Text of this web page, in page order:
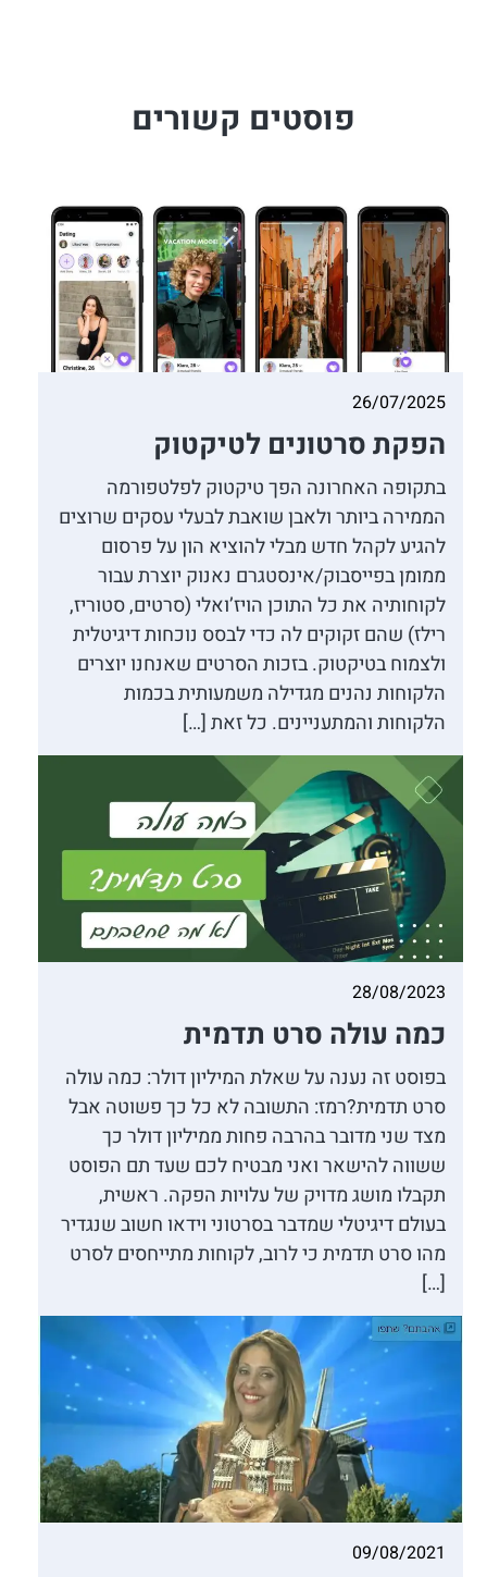
פוסטים קשורים
26/07/2025
הפקת סרטונים לטיקטוק
בתקופה האחרונה הפך טיקטוק לפלטפורמה
הממירה ביותר ולאבן שואבת לבעלי עסקים שרוצים
להגיע לקהל חדש מבלי להוציא הון על פרסום
ממומן בפייסבוק/אינסטגרם נאנוק יוצרת עבור
לקוחותיה את כל התוכן הויז’ואלי (סרטים, סטוריז,
רילז) שהם זקוקים לה כדי לבסס נוכחות דיגיטלית
ולצמוח בטיקטוק. בזכות הסרטים שאנחנו יוצרים
הלקוחות נהנים מגדילה משמעותית בכמות
הלקוחות והמתעניינים. כל זאת […]
28/08/2023
כמה עולה סרט תדמית
בפוסט זה נענה על שאלת המיליון דולר: כמה עולה
סרט תדמית?רמז: התשובה לא כל כך פשוטה אבל
מצד שני מדובר בהרבה פחות ממיליון דולר כך
ששווה להישאר ואני מבטיח לכם שעד תם הפוסט
תקבלו מושג מדויק של עלויות הפקה. ראשית,
בעולם דיגיטלי שמדבר בסרטוני וידאו חשוב שנגדיר
מהו סרט תדמית כי לרוב, לקוחות מתייחסים לסרט
[…]
09/08/2021